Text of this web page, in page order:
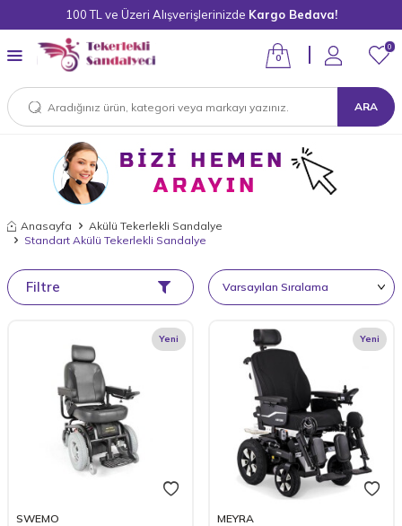
100 TL ve Üzeri Alışverişlerinizde Kargo Bedava!
ARA
0
0
Anasayfa
Akülü Tekerlekli Sandalye
Standart Akülü Tekerlekli Sandalye
Filtre
Yeni
SWEMO
Yeni
MEYRA